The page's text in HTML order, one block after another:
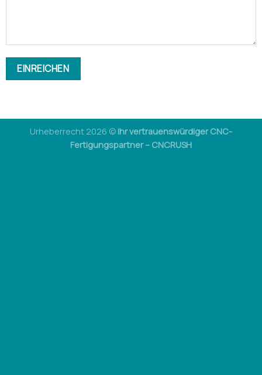
Urheberrecht 2026 © Ihr vertrauenswürdiger CNC-
Fertigungspartner – CNCRUSH